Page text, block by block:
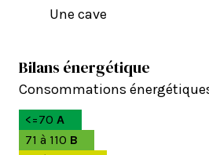
Une cave
Bilans énergétique
Consommations
<=70 A
71 à 110 B